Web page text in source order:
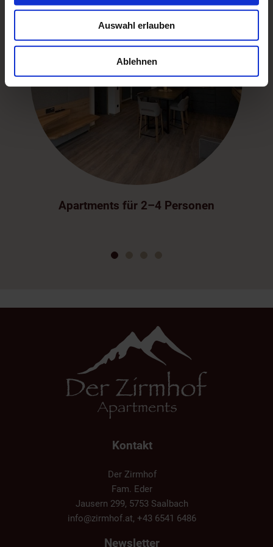
zu können und die Zugriffe auf unsere Website zu
analysieren. Außerdem geben wir Informationen zu Ihrer
Verwendung unserer Website an unsere Partner für
soziale Medien, Werbung und Analysen weiter. Unsere
Partner führen diese Informationen möglicherweise mit
weiteren Daten zusammen, die Sie ihnen bereitgestellt
haben oder die sie im Rahmen Ihrer Nutzung der Dienste
gesammelt haben.
Auswahl erlauben
Ablehnen
Apartments für 2–4 Personen
Kontakt
Der Zirmhof
Fam. Eder
Jausern 299, 5753 Saalbach
info@zirmhof.at, +43 6541 6486
Newsletter